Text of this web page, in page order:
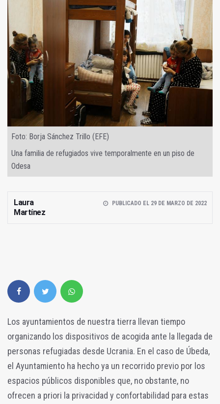
Foto: Borja Sánchez Trillo (EFE)
Una familia de refugiados vive temporalmente en un piso de
Odesa
Laura
Martínez
PUBLICADO EL 29 DE MARZO DE 2022
Los ayuntamientos de nuestra tierra llevan tiempo
organizando los dispositivos de acogida ante la llegada de
personas refugiadas desde Ucrania. En el caso de Úbeda,
el Ayuntamiento ha hecho ya un recorrido previo por los
espacios públicos disponibles que, no obstante, no
ofrecen a priori la privacidad y confortabilidad para estas